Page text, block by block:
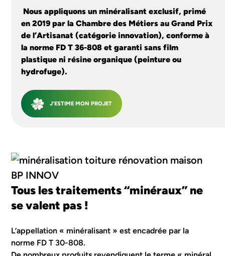
Nous appliquons un minéralisant exclusif, primé
en 2019 par la Chambre des Métiers au Grand Prix
de l’Artisanat (catégorie innovation), conforme à
la norme FD T 36-808 et garanti sans film
plastique ni résine organique (peinture ou
hydrofuge).
J'ESTIME MON PROJET
Tous les traitements “minéraux” ne
se valent pas !
L’appellation « minéralisant » est encadrée par la
norme FD T 30-808.